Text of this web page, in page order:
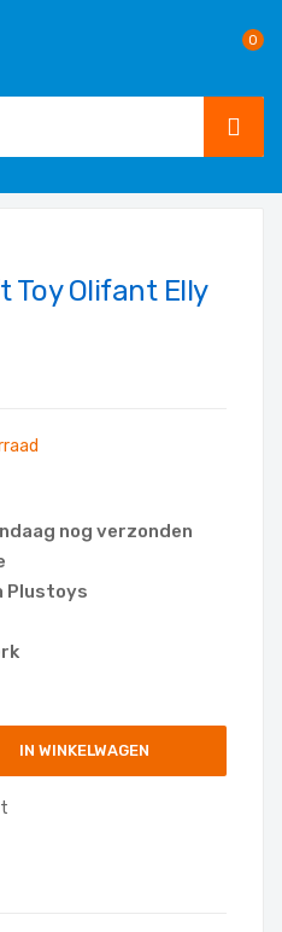
0
Toy Olifant Elly
nog verzonden
Plustoys
IN WINKELWAGEN